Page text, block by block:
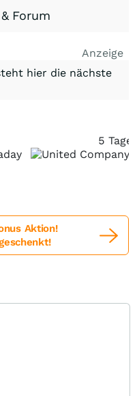
Forum
Anzeige
hier die nächste
5 Tage
Aktion!